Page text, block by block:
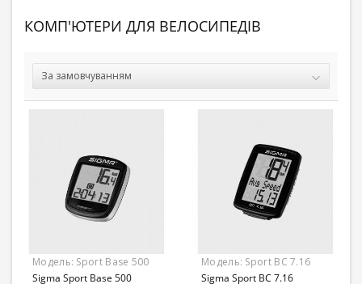
КОМП'ЮТЕРИ ДЛЯ ВЕЛОСИПЕДІВ
Модель: Sport Base 500
Sigma Sport Base 500
Модель: Sport BC 7.16
Sigma Sport BC 7.16